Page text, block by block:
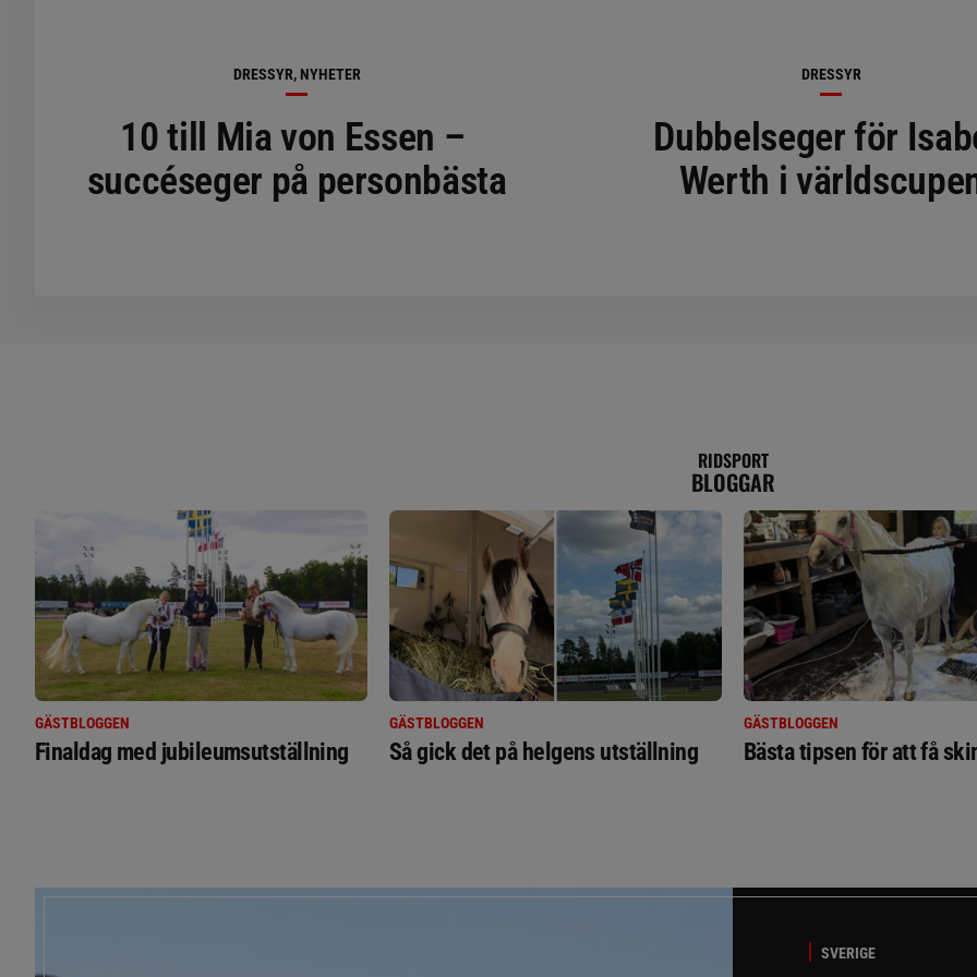
DRESSYR, NYHETER
10 till Mia von Essen –
succéseger på personbästa
DRESSYR
Dubbelseger för
Werth i
RIDSPORT
BLOGGAR
GÄSTBLOGGEN
Finaldag med jubileumsutställning
GÄSTBLOGGEN
Så gick det på helgens utställning
GÄSTBLOGGEN
Bästa tipsen för att få
SVERIGE